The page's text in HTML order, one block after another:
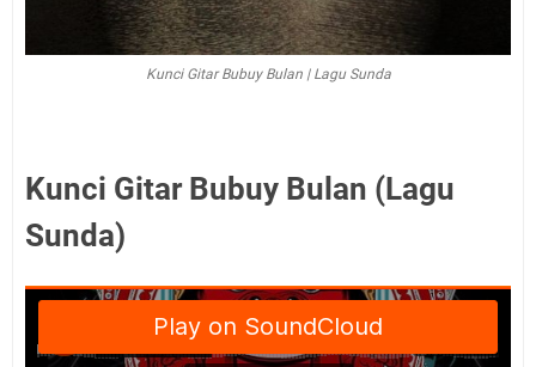
Kunci Gitar Bubuy Bulan | Lagu Sunda
Kunci Gitar Bubuy Bulan (Lagu
Sunda)